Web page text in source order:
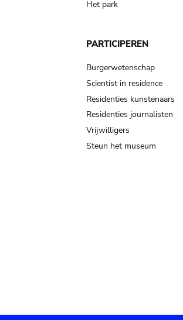
Het park
PARTICIPEREN
Burgerwetenschap
Scientist in residence
Residenties kunstenaars
Residenties journalisten
Vrijwilligers
Steun het museum